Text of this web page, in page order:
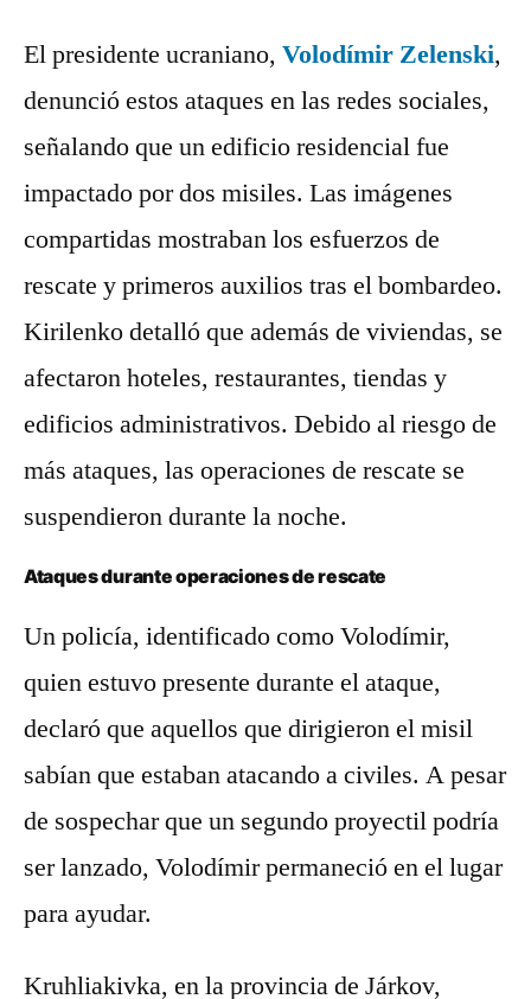
El presidente ucraniano, Volodímir Zelenski,
denunció estos ataques en las redes sociales,
señalando que un edificio residencial fue
impactado por dos misiles. Las imágenes
compartidas mostraban los esfuerzos de
rescate y primeros auxilios tras el bombardeo.
Kirilenko detalló que además de viviendas, se
afectaron hoteles, restaurantes, tiendas y
edificios administrativos. Debido al riesgo de
más ataques, las operaciones de rescate se
suspendieron durante la noche.
Ataques durante operaciones de rescate
Un policía, identificado como Volodímir,
quien estuvo presente durante el ataque,
declaró que aquellos que dirigieron el misil
sabían que estaban atacando a civiles. A pesar
de sospechar que un segundo proyectil podría
ser lanzado, Volodímir permaneció en el lugar
para ayudar.
Kruhliakivka, en la provincia de Járkov,